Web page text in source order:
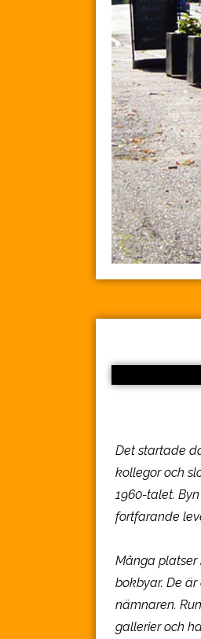
Det startade
kollegor och
1960-talet.
fortfarande
Många platser
bokbyar. De
nämnaren.
gallerier och